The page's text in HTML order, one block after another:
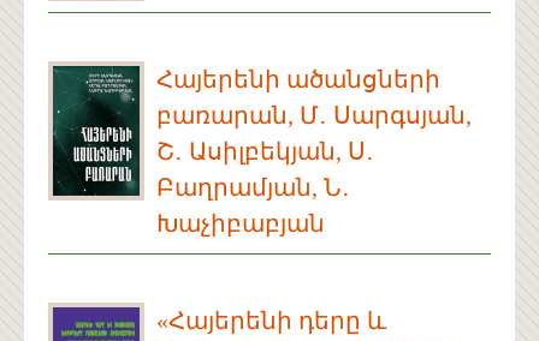
Հայերենի ածանցների
բառարան, Մ․ Սարգսյան,
Շ․ Ասիլբեկյան, Ս․
Բաղրամյան, Ն․
Խաչիբաբյան
«Հայերենի դերը և